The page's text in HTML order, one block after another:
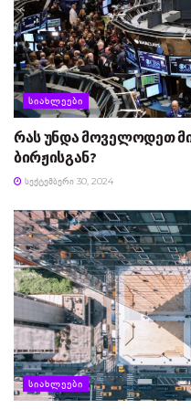
ᲡᲘᲐᲮᲚᲔᲔᲑᲘ
რას უნდა მოველოდეთ
ბირჟისგან?
ᲡᲔᲥᲢᲔᲛᲑᲔᲠᲘ 30, 2024
ᲡᲘᲐᲮᲚᲔᲔᲑᲘ